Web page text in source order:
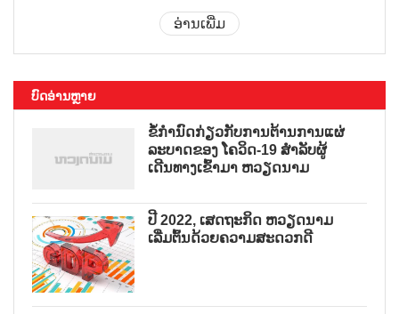
ອ່ານເພີ່ມ
ບົດອ່ານຫຼາຍ
ຂໍ້ກຳນົດກ່ຽວກັບການຕ້ານການແຜ່
ລະບາດຂອງ ໂຄວິດ-19 ສຳລັບຜູ້
ເດີນທາງເຂົ້າມາ ຫວຽດນາມ
ປີ 2022, ເສດຖະກິດ ຫວຽດນາມ
ເລີ່ມຕົ້ນດ້ວຍຄວາມສະດວກດີ